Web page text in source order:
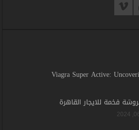
Viagra Super Active:
فخمة للايجار القاهرة